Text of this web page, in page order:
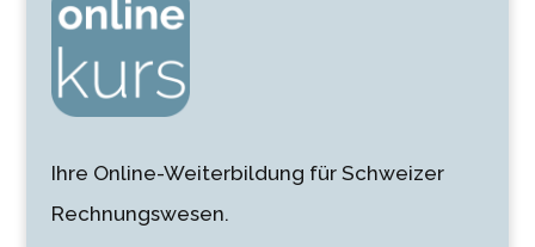
Ihre Online-Weiterbildung für Schweizer
Rechnungswesen.